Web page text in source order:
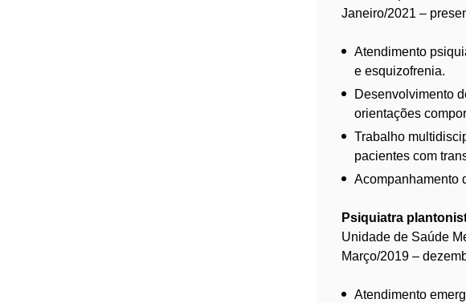
Janeiro/2021 –
Atendimento
e esquizofrenia.
Desenvolvimento
orientações
Trabalho
pacientes com
Acompanhamento
Psiquiatra
Unidade de Saúde
Março/2019 –
Atendimento